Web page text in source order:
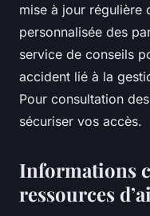
mise à jour régulière
personnalisée des
service de conseils
accident lié à la
Pour consultation
sécuriser vos accès.
Informations
ressources